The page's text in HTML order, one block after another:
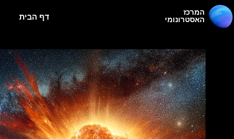
המרכז
האסטרונומי
דף הבית